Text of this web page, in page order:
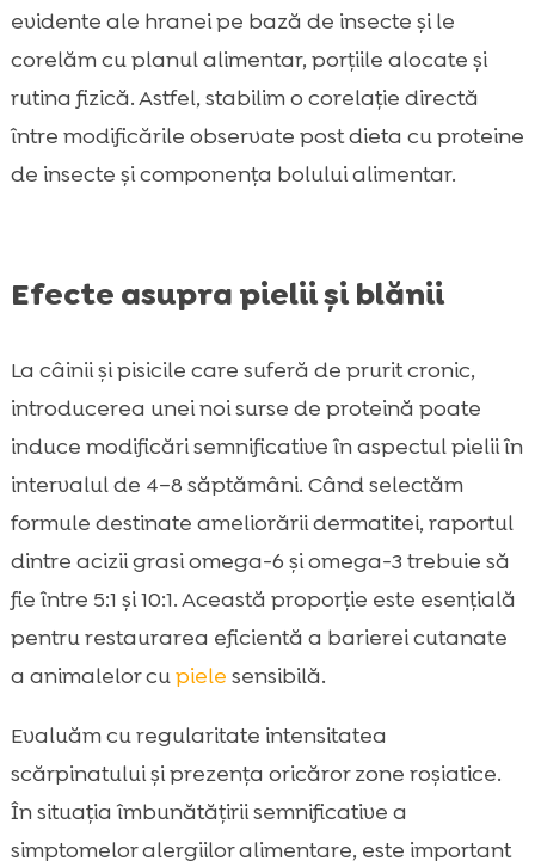
evidente ale hranei pe bază de insecte și le
corelăm cu planul alimentar, porțiile alocate și
rutina fizică. Astfel, stabilim o corelație directă
între modificările observate post dieta cu proteine
de insecte și componența bolului alimentar.
Efecte asupra pielii și blănii
La câinii și pisicile care suferă de prurit cronic,
introducerea unei noi surse de proteină poate
induce modificări semnificative în aspectul pielii în
intervalul de 4–8 săptămâni. Când selectăm
formule destinate ameliorării dermatitei, raportul
dintre acizii grasi omega-6 și omega-3 trebuie să
fie între 5:1 și 10:1. Această proporție este esențială
pentru restaurarea eficientă a barierei cutanate
a animalelor cupiele sensibilă.
Evaluăm cu regularitate intensitatea
scărpinatului și prezența oricăror zone roșiatice.
În situația îmbunătățirii semnificative a
simptomelor alergiilor alimentare, este important